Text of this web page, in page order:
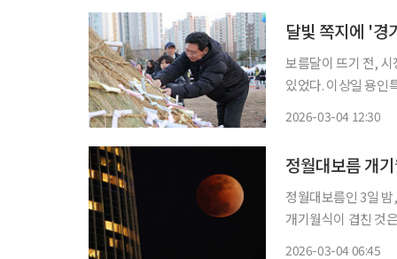
보름달이 뜨기 전,
있었다. 이상일 용인특례시장이 3일 저녁 수지구 신봉동 신봉체육공원 달집에 매단 소망쪽지
2026-03-04 12:30
정월대보름 개
정월대보름인 3일
개기월식이 겹친 것은 1990년 2
2026-03-04 06:45